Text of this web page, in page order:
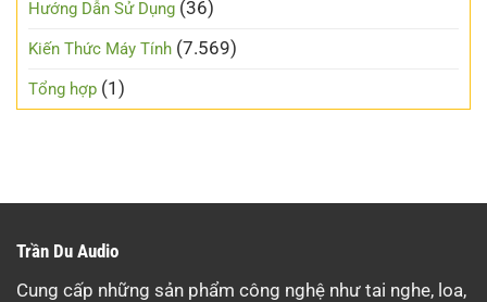
Hướng Dẫn Sử Dụng (36)
Kiến Thức Máy Tính (7.569)
Tổng hợp (1)
Trần Du Audio
Cung cấp những sản phẩm công nghệ như tai nghe, loa,